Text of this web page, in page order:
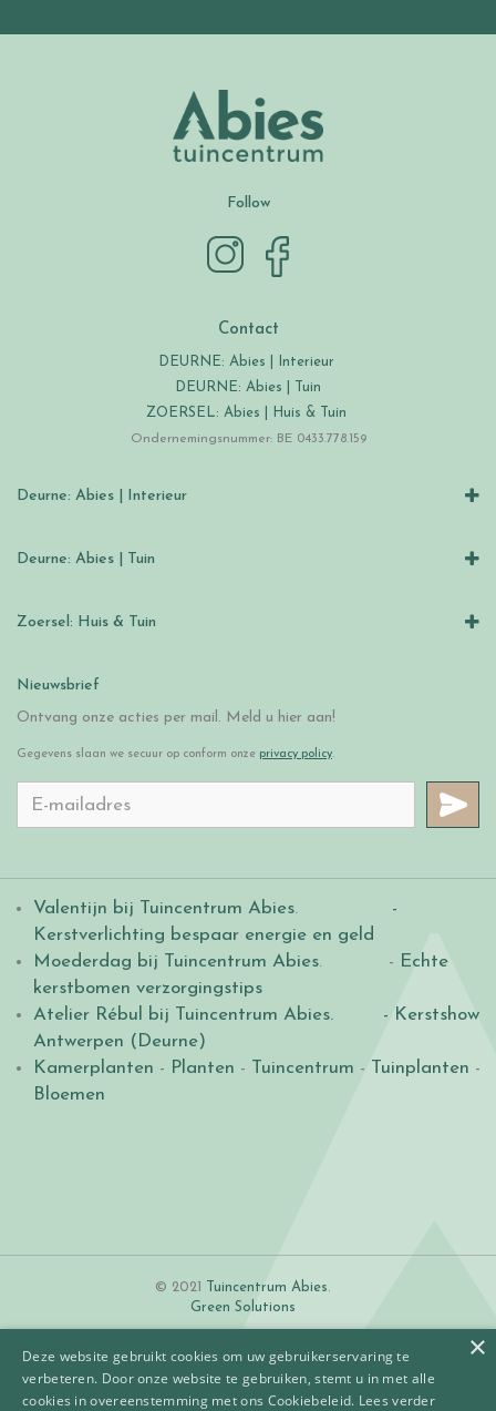
Follow
Contact
DEURNE: Abies | Interieur
DEURNE: Abies | Tuin
ZOERSEL: Abies | Huis & Tuin
Ondernemingsnummer: BE 0433.778.159
Deurne: Abies | Interieur
Deurne: Abies | Tuin
Zoersel: Huis & Tuin
Nieuwsbrief
Ontvang onze acties per mail. Meld u hier aan!
Gegevens slaan we secuur op conform onze privacy policy.
Valentijn bij Tuincentrum Abies.
-
Kerstverlichting bespaar energie en geld
Moederdag bij Tuincentrum Abies. - Echte
kerstbomen verzorgingstips
Atelier Rébul bij Tuincentrum Abies.
- Kerstshow
Antwerpen (Deurne)
Kamerplanten - Planten - Tuincentrum - Tuinplanten -
Bloemen
© 2021 Tuincentrum Abies.
Green Solutions
×
Deze website gebruikt cookies om uw gebruikerservaring te
verbeteren. Door onze website te gebruiken, stemt u in met alle
cookies in overeenstemming met ons Cookiebeleid. Lees verder